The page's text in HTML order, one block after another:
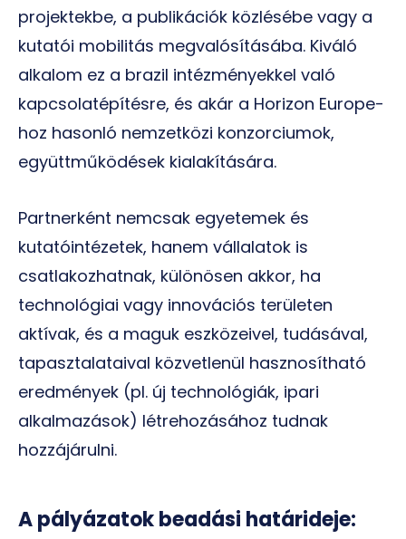
projektekbe, a publikációk közlésébe vagy a
kutatói mobilitás megvalósításába. Kiváló
alkalom ez a brazil intézményekkel való
kapcsolatépítésre, és akár a Horizon Europe-
hoz hasonló nemzetközi konzorciumok,
együttműködések kialakítására.
Partnerként nemcsak egyetemek és
kutatóintézetek, hanem vállalatok is
csatlakozhatnak, különösen akkor, ha
technológiai vagy innovációs területen
aktívak, és a maguk eszközeivel, tudásával,
tapasztalataival közvetlenül hasznosítható
eredmények (pl. új technológiák, ipari
alkalmazások) létrehozásához tudnak
hozzájárulni.
A pályázatok beadási határideje: